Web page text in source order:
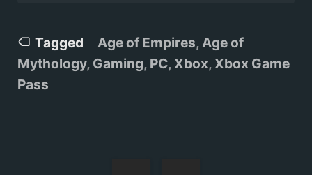
Tagged Age of Empires,Age of
Mythology, Gaming, PC,Xbox,Xbox Game
Pass